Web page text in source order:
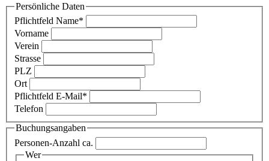
Persönliche Daten
Pflichtfeld Name*
Vorname
Verein
Strasse
PLZ
Ort
Pflichtfeld E-Mail*
Telefon
Buchungsangaben
Personen-Anzahl ca.
Wer